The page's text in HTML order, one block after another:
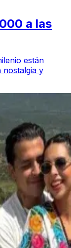
a las
están
nostalgia y